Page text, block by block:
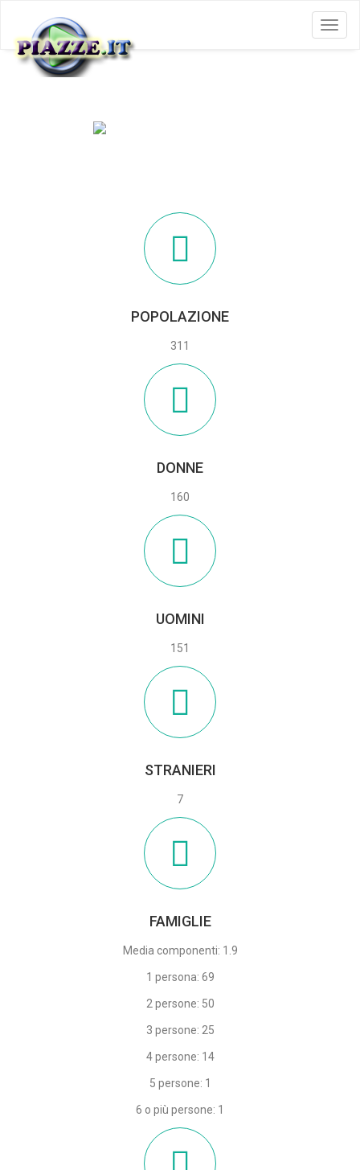
Menu
POPOLAZIONE
311
DONNE
160
UOMINI
151
STRANIERI
7
FAMIGLIE
Media componenti: 1.9
1 persona: 69
2 persone: 50
3 persone: 25
4 persone: 14
5 persone: 1
6 o più persone: 1